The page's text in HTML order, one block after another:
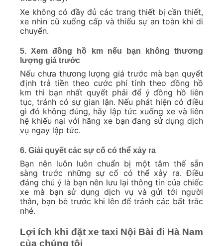
Xe không có đầy đủ các trang thiết bị cần thiết,
xe nhìn cũ xuống cấp và thiếu sự an toàn khi di
chuyển.
5. Xem đồng hồ km nếu bạn không thương
lượng giá trước
Nếu chưa thương lượng giá trước mà bạn quyết
định trả tiền theo cước phí tính theo đồng hồ
km thì bạn nhất quyết phải để ý đồng hồ liên
tục, tránh có sự gian lận. Nếu phát hiện có điều
gì đó không đúng, hãy lập tức xuống xe và liên
hệ khiếu nại với hãng xe bạn đang sử dụng dịch
vụ ngay lập tức.
6. Giải quyết các sự cố có thể xảy ra
Bạn nên luôn luôn chuẩn bị một tâm thế sẵn
sàng trước những sự cố có thể xảy ra. Điều
đáng chú ý là bạn nên lưu lại thông tin của chiếc
xe mà bạn sử dụng dịch vụ và gửi tới người
thân, bạn bè trước khi lên để tránh các bất trắc
nhé.
Lợi ích khi đặt xe taxi Nội Bài đi Hà Nam
của chúng tôi